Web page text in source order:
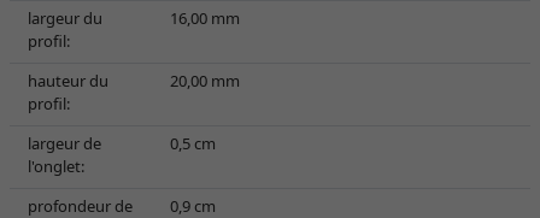
largeur du
profil:
16,00 mm
hauteur du
profil:
20,00 mm
largeur de
l'onglet:
0,5 cm
profondeur de
0,9 cm